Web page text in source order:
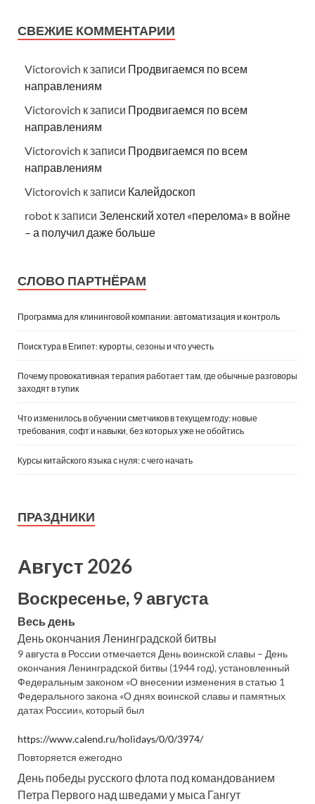
СВЕЖИЕ КОММЕНТАРИИ
Victorovich к записи Продвигаемся по всем
направлениям
Victorovich к записи Продвигаемся по всем
направлениям
Victorovich к записи Продвигаемся по всем
направлениям
Victorovich к записи Калейдоскоп
robot к записи Зеленский хотел «перелома» в войне
– а получил даже больше
СЛОВО ПАРТНЁРАМ
Программа для клининговой компании: автоматизация и контроль
Поиск тура в Египет: курорты, сезоны и что учесть
Почему провокативная терапия работает там, где обычные разговоры
заходят в тупик
Что изменилось в обучении сметчиков в текущем году: новые
требования, софт и навыки, без которых уже не обойтись
Курсы китайского языка с нуля: с чего начать
ПРАЗДНИКИ
Август 2026
Воскресенье, 9 августа
Весь день
День окончания Ленинградской битвы
9 августа в России отмечается День воинской славы – День
окончания Ленинградской битвы (1944 год), установленный
Федеральным законом «О внесении изменения в статью 1
Федерального закона «О днях воинской славы и памятных
датах России», который был
https://www.calend.ru/holidays/0/0/3974/
Повторяется ежегодно
День победы русского флота под командованием
Петра Первого над шведами у мыса Гангут